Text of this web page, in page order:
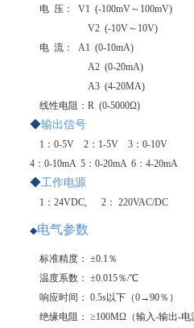
电 压：
V1 (-100mV～100mV)
V2 (-10V～10V)
电 流：
A1 (0-10mA)
A2 (0-20mA)
A3 (4-20MA)
线性电阻： R (0-5000Ω)
◆输出信号
1：0-5V 2：1-5V 3：0-10V
4：0-10mA 5：0-20mA 6：4-20mA
◆工作电源
1：24VDC, 2： 220VAC/DC
◆电气参数
标准精度： ±0.1％
温度系数： ±0.015％/℃
响应时间： 0.5s以下（0→90％）
绝缘电阻： ≥100MΩ （输入 -输出-电